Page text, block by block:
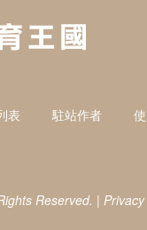
表 駐站作者
Reserved. |